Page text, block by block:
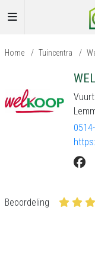
Home / Tuincentra /
Beoordeling